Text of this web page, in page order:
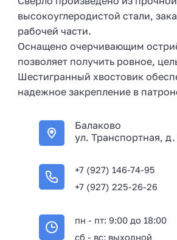
высокоуглеродистой стали,
рабочей части.
Оснащено очерчивающим
позволяет получить ровное,
Шестигранный хвостовик
надежное закрепление в
Балаково
ул. Транспортная,
+7 (927) 146-74-95
+7 (927) 225-26-26
пн - пт: 9:00 до 18:00
сб - вс: выходной